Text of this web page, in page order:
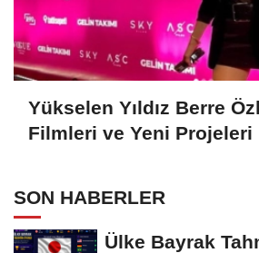
Yükselen Yıldız Berre
Filmleri ve Yeni Projeleri
SON HABERLER
Ülke Bayrak